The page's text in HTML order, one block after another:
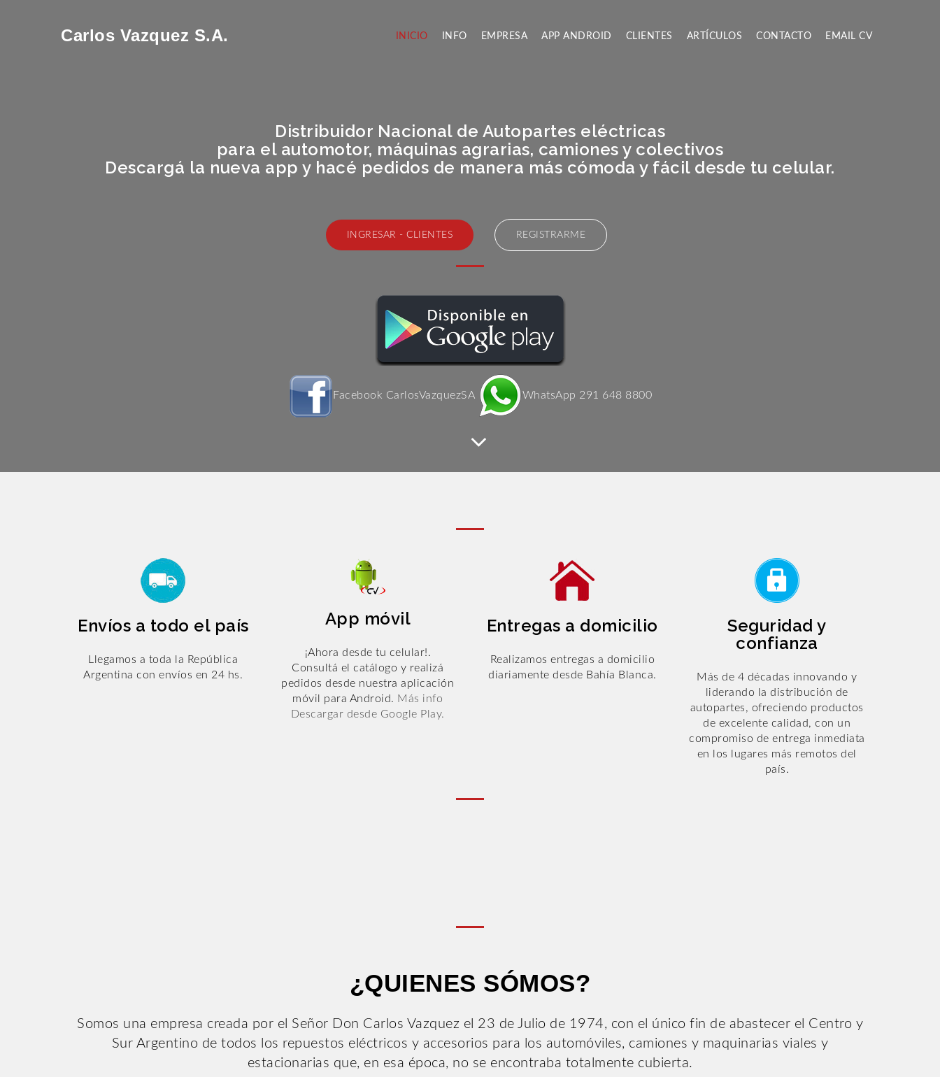
Carlos Vazquez S.A. INICIO INFO EMPRESA APP ANDROID CLIENTES ARTÍCULOS CONTACTO EMAIL CV
Distribuidor Nacional de Autopartes eléctricas
para el automotor, máquinas agrarias, camiones y colectivos
Descargá la nueva app y hacé pedidos de manera más cómoda y fácil desde tu celular.
INGRESAR - CLIENTES REGISTRARME
Facebook CarlosVazquezSA WhatsApp 291 648 8800
Envíos a todo el país
Llegamos a toda la República
Argentina con envíos en 24 hs.
App móvil
¡Ahora desde tu celular!.
Consultá el catálogo y realizá
pedidos desde nuestra aplicación
móvil para Android. Más info
Descargar desde Google Play.
Entregas a domicilio
Realizamos entregas a domicilio
diariamente desde Bahía Blanca.
Seguridad y
confianza
Más de 4 décadas innovando y
liderando la distribución de
autopartes, ofreciendo productos
de excelente calidad, con un
compromiso de entrega inmediata
en los lugares más remotos del
país.
¿QUIENES SÓMOS?
Somos una empresa creada por el Señor Don Carlos Vazquez el 23 de Julio de 1974, con el único fin de abastecer el Centro y
Sur Argentino de todos los repuestos eléctricos y accesorios para los automóviles, camiones y maquinarias viales y
estacionarias que, en esa época, no se encontraba totalmente cubierta.